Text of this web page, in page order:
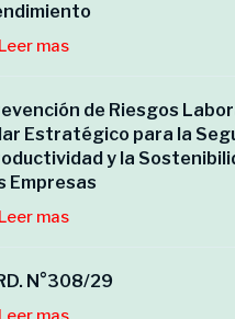
Leer mas
de Riesgos
Estratégico para la
y la
Empresas
Leer mas
N°308/29